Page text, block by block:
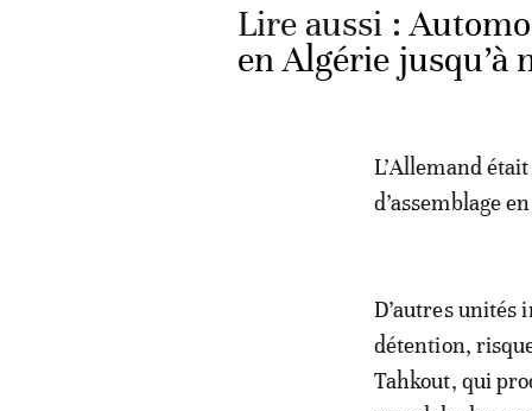
Lire aussi :
en Algérie jusqu’à
L’Allemand
d’assemblage
D’autres unités
détention,
Tahkout, qui